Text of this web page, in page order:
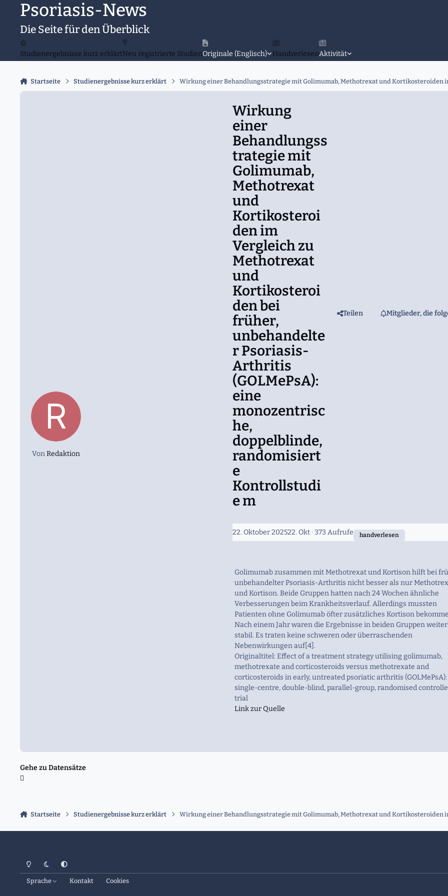
Zu Inhalt springen
Psoriasis-News
Die Seite für den Überblick
Studienergebnisse kurz erklärtNeu registrierte StudienOriginale (Englisch) HandverlesenAktivität
Startseite Studienergebnisse kurz erklärt Wirkung einer Behandlungsstrategie mit Golimumab, Methotrexat und
VonRedaktion
Wirkung
einer
Behandlungss
trategie mit
Golimumab,
Methotrexat
und
Kortikosteroi
den im
Vergleich zu
Methotrexat
und
Kortikosteroi
den bei
früher,
unbehandelte
r Psoriasis-
Arthritis
(GOLMePsA):
eine
monozentrisc
he,
doppelblinde,
randomisiert
e
Kontrollstudi
e m
Teilen Mitglieder, die
22. Oktober 202522. Okt· 373 Aufrufe handverlesen
Golimumab zusammen mit Methotrexat und Kortison hilft bei
unbehandelter Psoriasis-Arthritis nicht besser als nur
und Kortison. Beide Gruppen hatten nach 24 Wochen ähnliche
Verbesserungen beim Krankheitsverlauf. Allerdings mussten
Patienten ohne Golimumab öfter zusätzliches Kortison
Nach einem Jahr waren die Ergebnisse in beiden Gruppen
stabil. Es traten keine schweren oder überraschenden
Nebenwirkungen auf[4].
Originaltitel: Effect of a treatment strategy utilising golimumab,
methotrexate and corticosteroids versus methotrexate and
corticosteroids in early, untreated psoriatic arthritis (GOLMePsA):
single-centre, double-blind, parallel-group, randomised
trial
Link zur Quelle
Gehe zu Datensätze
Startseite Studienergebnisse kurz erklärt Wirkung einer Behandlungsstrategie mit Golimumab, Methotrexat und
Heller ModusDunkler Modus
Systemeinstellung
Sprache Kontakt Cookies